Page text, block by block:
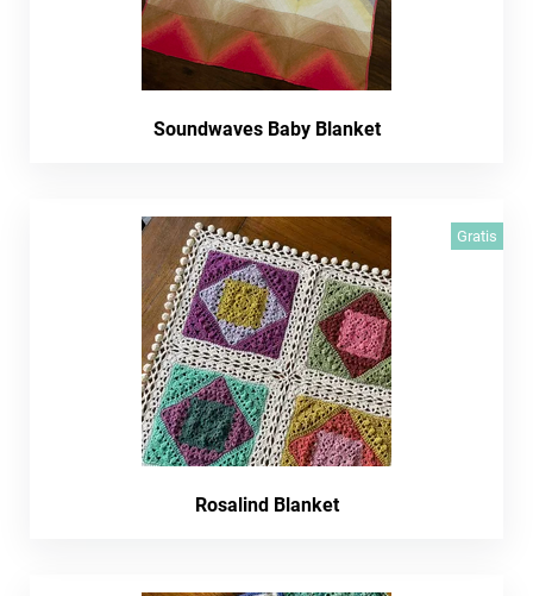
Soundwaves Baby Blanket
Gratis
Rosalind Blanket